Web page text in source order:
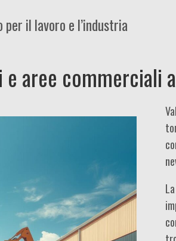
il lavoro e l’industria
aree commerciali